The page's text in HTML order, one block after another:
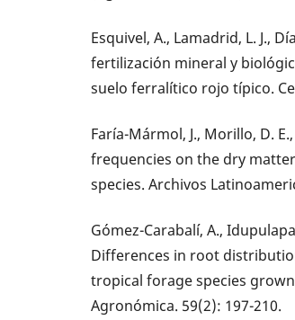
Esquivel, A., Lamadrid, L. J.,
fertilización mineral y
suelo ferralítico rojo típico.
Faría-Mármol, J., Morillo, D.
frequencies on the dry
species. Archivos
Gómez-Carabalí, A.,
Differences in root
tropical forage species
Agronómica. 59(2): 197-210.